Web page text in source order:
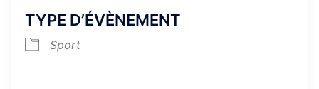
TYPE D’ÉVÈNEMENT
Sport